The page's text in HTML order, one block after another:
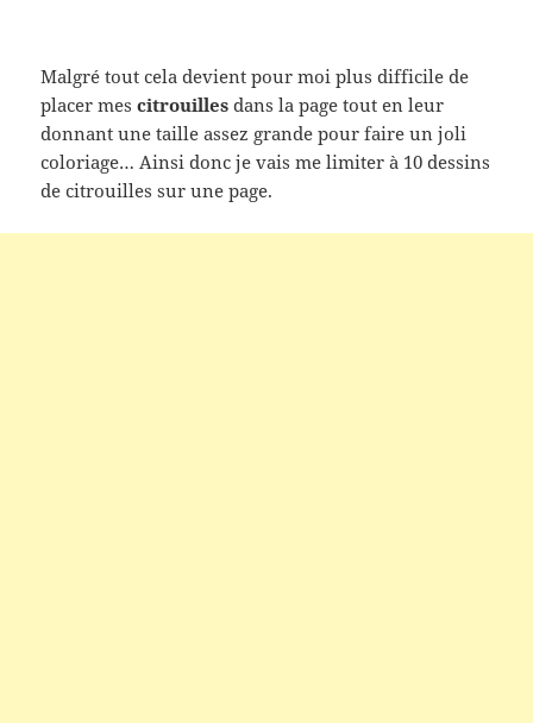
Malgré tout cela devient pour moi plus difficile de
placer mes citrouilles dans la page tout en leur
donnant une taille assez grande pour faire un joli
coloriage… Ainsi donc je vais me limiter à 10 dessins
de citrouilles sur une page.